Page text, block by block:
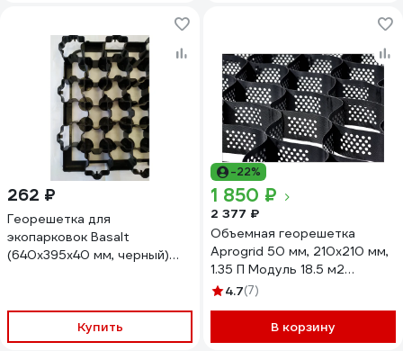
262 ₽
Георешетка для
экопарковок Basalt
(640x395x40 мм, черный)
Купить
-22%
1 850 ₽
2 377 ₽
Объемная георешетка
Aprogrid 50 мм, 210x210 мм,
1.35 П Модуль 18.5 м2
50210135
4.7(7)
В корзину